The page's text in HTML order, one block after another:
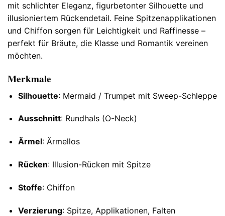
mit schlichter Eleganz, figurbetonter Silhouette und
illusioniertem Rückendetail. Feine Spitzenapplikationen
und Chiffon sorgen für Leichtigkeit und Raffinesse –
perfekt für Bräute, die Klasse und Romantik vereinen
möchten.
Merkmale
Silhouette: Mermaid / Trumpet mit Sweep-Schleppe
Ausschnitt: Rundhals (O-Neck)
Ärmel: Ärmellos
Rücken: Illusion-Rücken mit Spitze
Stoffe: Chiffon
Verzierung: Spitze, Applikationen, Falten